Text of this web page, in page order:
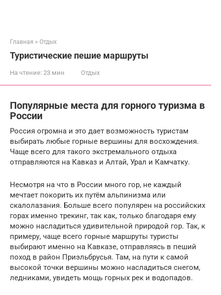
Главная » Отдых
Туристические пешие маршруты
На чтение: 23 мин Отдых
Популярные места для горного туризма в
России
Россия огромна и это дает возможность туристам
выбирать любые горные вершины для восхождения.
Чаще всего для такого экстремального отдыха
отправляются на Кавказ и Алтай, Урал и Камчатку.
Несмотря на что в России много гор, не каждый
мечтает покорить их путём альпинизма или
скалолазания. Больше всего популярен на российских
горах именно трекинг, так как, только благодаря ему
можно насладиться удивительной природой гор. Так, к
примеру, чаще всего горные маршруты туристы
выбирают именно на Кавказе, отправляясь в пеший
поход в район Приэльбрусья. Там, на пути к самой
высокой точки вершины можно насладиться снегом,
ледниками, увидеть мощь горных рек и водопадов.